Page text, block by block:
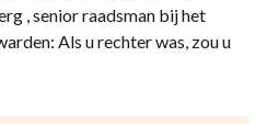
, senior raadsman bij het
Als u rechter was, zou u